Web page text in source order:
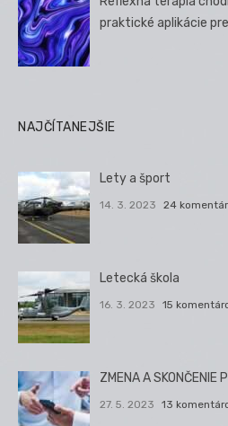
praktické aplikácie
NAJČÍTANEJŠIE
Lety a šport
14. 3. 2023 24
Letecká škola
16. 3. 2023 15
ZMENA A SKONČENIE
27. 5. 2023 13